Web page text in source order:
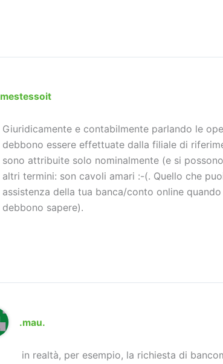
mestessoit
Giuridicamente e contabilmente parlando le
debbono essere effettuate dalla filiale di
sono attribuite solo nominalmente (e si
altri termini: son cavoli amari :-(. Quello che
assistenza della tua banca/conto online
debbono sapere).
.mau.
in realtà, per esempio, la richiesta di